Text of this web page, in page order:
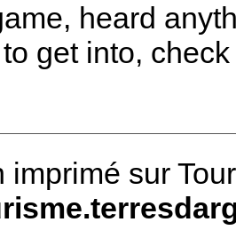
heard
get into,
imprimé sur